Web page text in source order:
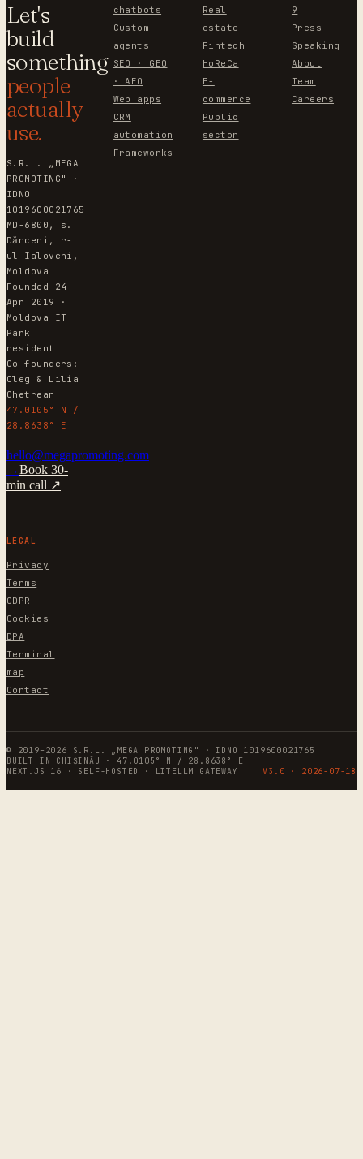
Let's
build
something
people
actually
use.
S.R.L. „MEGA
PROMOTING" ·
IDNO
1019600021765
MD-6800, s.
Dănceni, r-
ul Ialoveni,
Moldova
Founded 24
Apr 2019 ·
Moldova IT
Park
resident
Co-founders:
Oleg & Lilia
Chetrean
47.0105° N /
28.8638° E
hello@megapromoting.com
→Book 30-
min call ↗
chatbots
Custom
agents
SEO · GEO
· AEO
Web apps
CRM
automation
Frameworks
Real
estate
Fintech
HoReCa
E-
commerce
Public
sector
9
Press
Speaking
About
Team
Careers
LEGAL
Privacy
Terms
GDPR
Cookies
DPA
Terminal
map
Contact
© 2019–2026 S.R.L. „MEGA PROMOTING" · IDNO 1019600021765
BUILT IN CHIȘINĂU · 47.0105° N / 28.8638° E
NEXT.JS 16 · SELF-HOSTED · LITELLM GATEWAY
V3.0 · 2026-07-18